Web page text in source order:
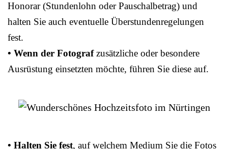
Honorar (Stundenlohn oder Pauschalbetrag) und
halten Sie auch eventuelle Überstundenregelungen
fest.
• Wenn der Fotografzusätzliche oder besondere
Ausrüstung einsetzten möchte, führen Sie diese auf.
• Halten Sie fest, auf welchem Medium Sie die Fotos